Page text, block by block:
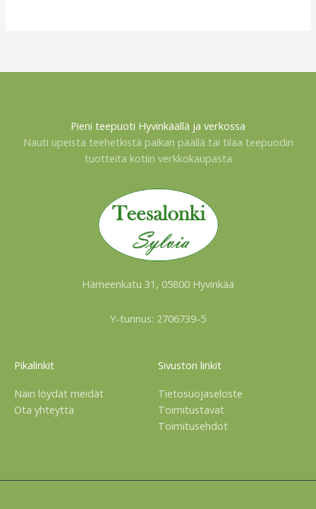
Pieni teepuoti Hyvinkäällä ja verkossa
Nauti upeista teehetkistä paikan päällä tai tilaa teepuodin
tuotteita kotiin verkkokaupasta
Hämeenkatu 31, 05800 Hyvinkää
Y-tunnus: 2706739-5
Pikalinkit
Näin löydät meidät
Ota yhteyttä
Sivuston linkit
Tietosuojaseloste
Toimitustavat
Toimitusehdot